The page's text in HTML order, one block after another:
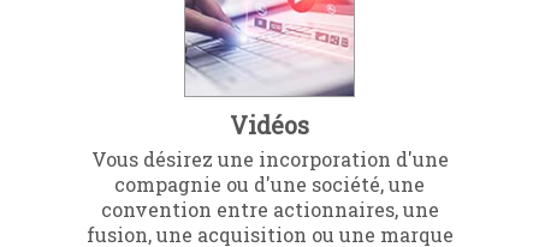
Vidéos
Vous désirez une incorporation d'une
compagnie ou d'une société, une
convention entre actionnaires, une
fusion, une acquisition ou une marque